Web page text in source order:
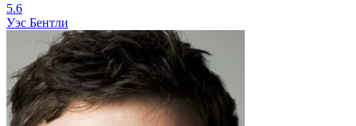
5.6
Уэс Бентли